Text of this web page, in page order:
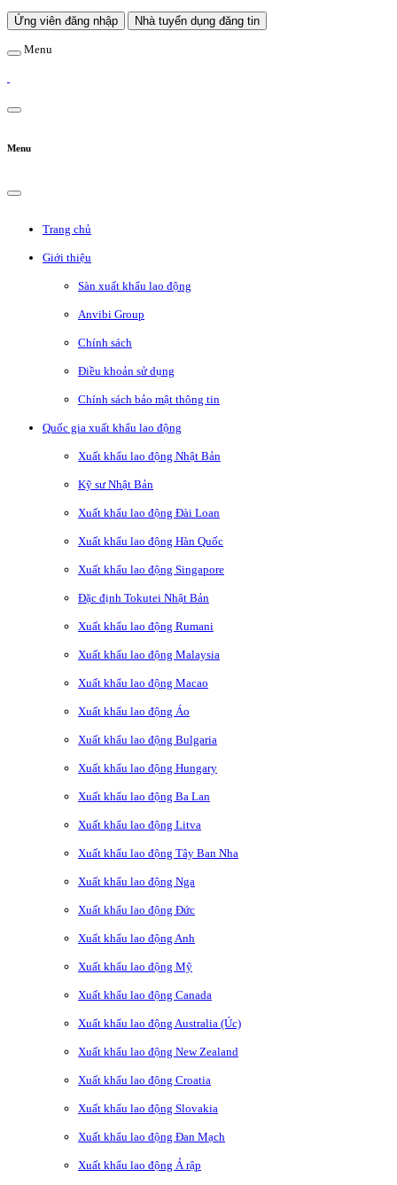
Ứng viên đăng nhập Nhà tuyển dụng đăng tin
Menu
Menu
Trang chủ
Giới thiệu
Sàn xuất khẩu lao động
Anvibi Group
Chính sách
Điều khoản sử dụng
Chính sách bảo mật thông tin
Quốc gia xuất khẩu lao động
Xuất khẩu lao động Nhật Bản
Kỹ sư Nhật Bản
Xuất khẩu lao động Đài Loan
Xuất khẩu lao động Hàn Quốc
Xuất khẩu lao động Singapore
Đặc định Tokutei Nhật Bản
Xuất khẩu lao động Rumani
Xuất khẩu lao động Malaysia
Xuất khẩu lao động Macao
Xuất khẩu lao động Áo
Xuất khẩu lao động Bulgaria
Xuất khẩu lao động Hungary
Xuất khẩu lao động Ba Lan
Xuất khẩu lao động Litva
Xuất khẩu lao động Tây Ban Nha
Xuất khẩu lao động Nga
Xuất khẩu lao động Đức
Xuất khẩu lao động Anh
Xuất khẩu lao động Mỹ
Xuất khẩu lao động Canada
Xuất khẩu lao động Australia (Úc)
Xuất khẩu lao động New Zealand
Xuất khẩu lao động Croatia
Xuất khẩu lao động Slovakia
Xuất khẩu lao động Đan Mạch
Xuất khẩu lao động Ả rập